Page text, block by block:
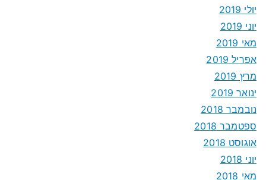
יולי 2019
יוני 2019
מאי 2019
אפריל 2019
מרץ 2019
ינואר 2019
נובמבר 2018
ספטמבר 2018
אוגוסט 2018
יוני 2018
מאי 2018